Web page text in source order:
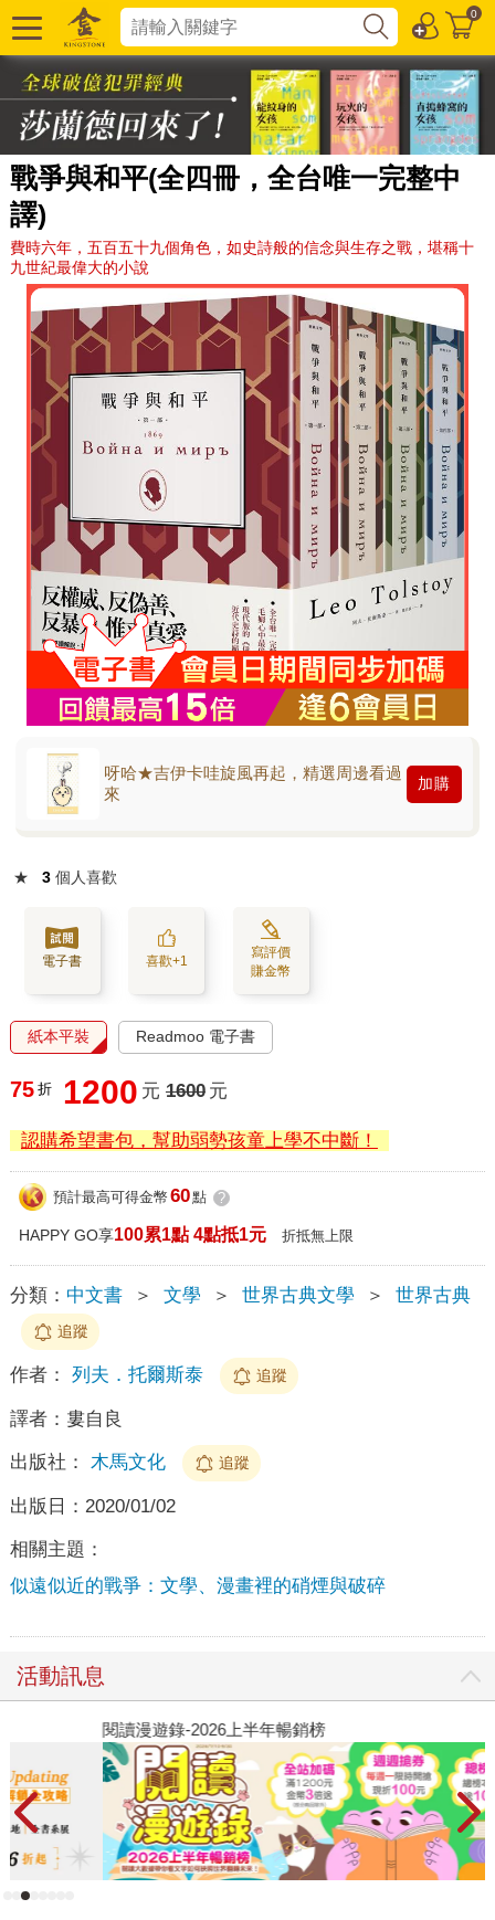
0
戰爭與和平(全四冊，全台唯一完整中
譯)
費時六年，五百五十九個角色，如史詩般的信念與生存之戰，堪稱十
九世紀最偉大的小說
呀哈★吉伊卡哇旋風再起，精選周邊看過
來
加購
★ 3 個人喜歡
電子書 喜歡+1
寫評價
賺金幣
紙本平裝 Readmoo 電子書
75 折 1200 元 1600 元
認購希望書包，幫助弱勢孩童上學不中斷！
預計最高可得金幣 60點 ?
HAPPY GO享100累1點 4點抵1元 折抵無上限
分類： 中文書 ＞ 文學 ＞ 世界古典文學 ＞ 世界古典
追蹤
作者： 列夫．托爾斯泰 追蹤
譯者： 婁自良
出版社： 木馬文化 追蹤
出版日： 2020/01/02
相關主題：
似遠似近的戰爭：文學、漫畫裡的硝煙與破碎
活動訊息
閱讀漫遊錄-2026上半年暢銷榜